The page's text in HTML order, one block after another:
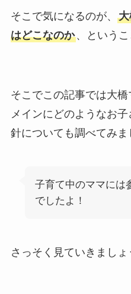
そこで気になるのが、
はどこなのか、というこ
そこでこの記事では大
メインにどのようなお
針についても調べてみま
子育て中のママには
でしたよ！
さっそく見ていきましょ